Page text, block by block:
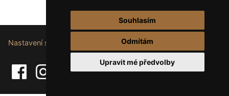
Souhlasím
Odmítám
Upravit mé předvolby
Nastavení souborů cookie.